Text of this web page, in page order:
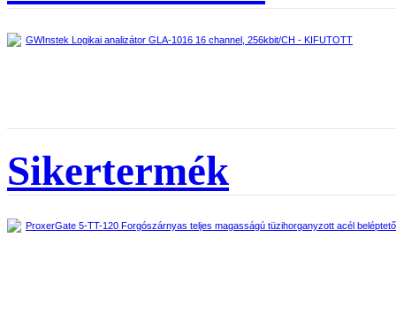
GWInstek Logikai analizátor GLA-1016 16 channel, 256kbit/CH - KIFUTOTT
Sikertermék
ProxerGate 5-TT-120 Forgószárnyas teljes magasságú tüzihorganyzott acél